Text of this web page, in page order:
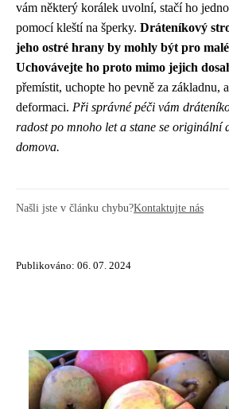
vám některý korálek uvolní, stačí ho
pomocí kleští na šperky. Dráteníkový
jeho ostré hrany by mohly být pro
Uchovávejte ho proto mimo jejich
přemístit, uchopte ho pevně za základnu,
deformaci. Při správné péči vám
radost po mnoho let a stane se originální
domova.
Našli jste v článku chybu?Kontaktujte nás
Publikováno: 06. 07. 2024